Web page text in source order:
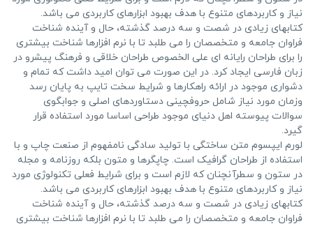
نیاز و کاربردهای متنوع با هدف بهبود ابزارهای کاربردی می باشد.
کتابهای زیادی در شصت و سه درصد گذشته، حال و آینده شناخت
فراوان جامعه و متخصصان را می طلبد تا با نرم افزارها شناخت بیشتری
را برای طراحان رایانه ای علی الخصوص طراحان خلاقی و فرهنگ پیشرو در
زبان فارسی ایجاد کرد. در این صورت می توان امید داشت که تمام و
دشواری موجود در ارائه راهکارها و شرایط سخت تایپ به پایان رسد
وزمان مورد نیاز شامل حروفچینی دستاوردهای اصلی و جوابگوی
سوالات پیوسته اهل دنیای موجود طراحی اساسا مورد استفاده قرار
گیرد.
لورم ایپسوم متن ساختگی با تولید سادگی نامفهوم از صنعت چاپ و با
استفاده از طراحان گرافیک است. چاپگرها و متون بلکه روزنامه و مجله
در ستون و سطرآنچنان که لازم است و برای شرایط فعلی تکنولوژی مورد
نیاز و کاربردهای متنوع با هدف بهبود ابزارهای کاربردی می باشد.
کتابهای زیادی در شصت و سه درصد گذشته، حال و آینده شناخت
فراوان جامعه و متخصصان را می طلبد تا با نرم افزارها شناخت بیشتری